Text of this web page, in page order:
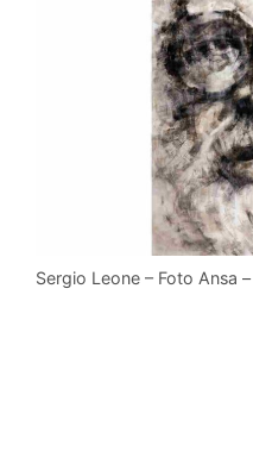
Sergio Leone – Foto Ansa